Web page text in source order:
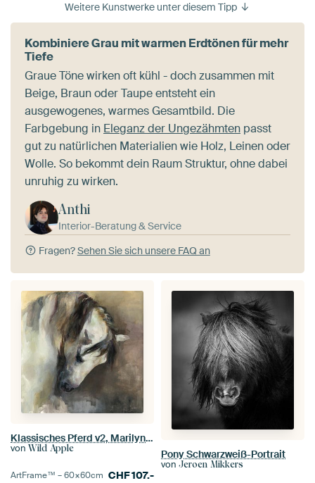
Weitere Kunstwerke unter diesem Tipp
Kombiniere Grau mit warmen Erdtönen für mehr
Tiefe
Graue Töne wirken oft kühl - doch zusammen mit
Beige, Braun oder Taupe entsteht ein
ausgewogenes, warmes Gesamtbild. Die
Farbgebung in Eleganz der Ungezähmten passt
gut zu natürlichen Materialien wie Holz, Leinen oder
Wolle. So bekommt dein Raum Struktur, ohne dabei
unruhig zu wirken.
Anthi
Interior-Beratung & Service
Fragen?Sehen Sie sich unsere FAQ an
Klassisches Pferd v2, Marilyn Hageman
von Wild Apple
ArtFrame™ –60×60cm CHF107.-
Pony Schwarzweiß-Portrait
von Jeroen Mikkers